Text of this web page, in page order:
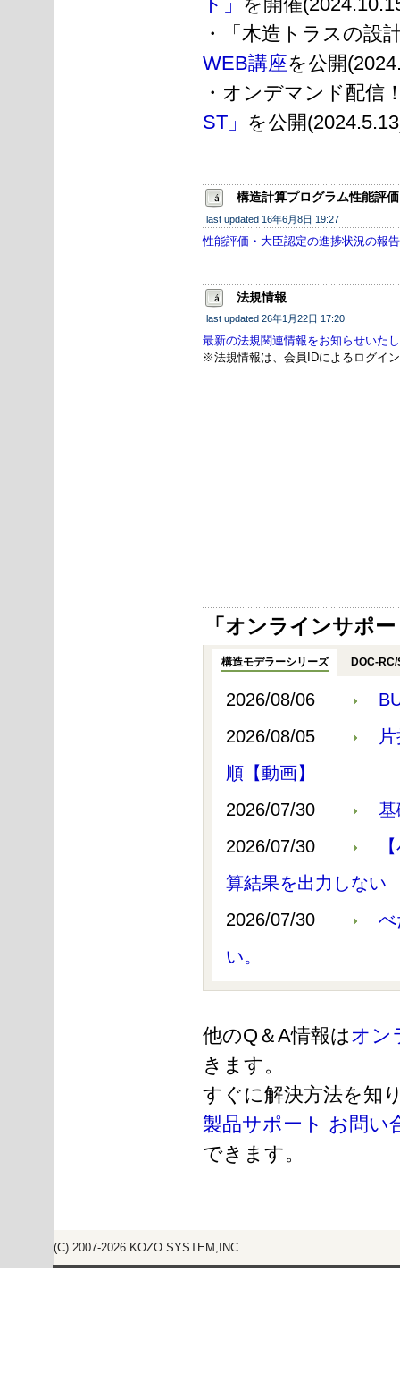
・「木造トラスの設
WEB講座を公開
・オンデマンド配信
ST」 を公開
構造計算プログラム性能評
last updated 16年6月8日 19:27
性能評価・大臣認定の進捗状況の報
法規情報
last updated 26年1月22日 17:20
最新の法規関連情報をお知らせいた
※法規情報は、会員IDによるログイ
「オンラインサポ
構造モデラーシリーズ DOC-
2026/08/06
2026/08/05
順【動画】
2026/07/30
基
2026/07/30
算結果を出力しない
2026/07/30
べ
い。
他のQ＆A情報はオン
きます。
すぐに解決方法を知
製品サポート お問い
できます。
(C) 2007-2026 KOZO SYSTEM,INC.